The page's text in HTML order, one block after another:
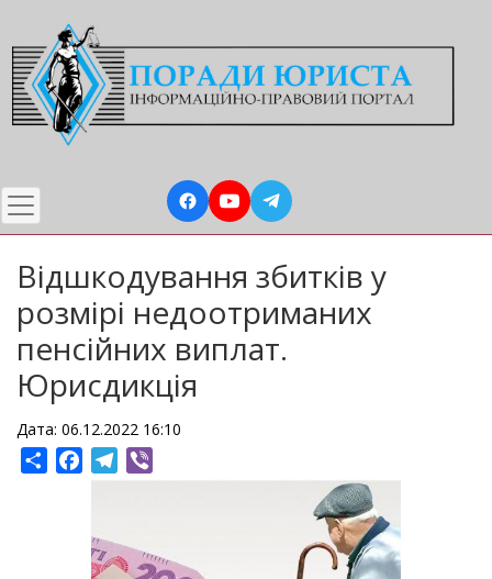
до
основного
вмісту
Відшкодування збитків у
розмірі недоотриманих
пенсійних виплат.
Юрисдикція
Дата: 06.12.2022 16:10
ShareFacebookTelegram